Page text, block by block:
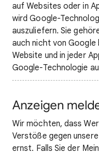
auf Websites oder in
wird Google-
auszuliefern. Sie
auch nicht von
Website und in jeder
Google-Technologie
Anzeigen
Wir möchten, dass
Verstöße gegen
ernst. Falls Sie der